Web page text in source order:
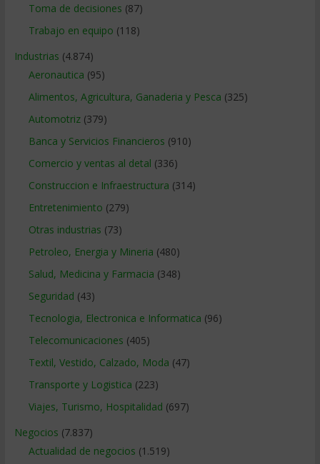
Toma de decisiones (87)
Trabajo en equipo (118)
Industrias (4.874)
Aeronautica (95)
Alimentos, Agricultura, Ganaderia y Pesca (325)
Automotriz(379)
Banca y Servicios Financieros (910)
Comercio y ventas al detal (336)
Construccion e Infraestructura (314)
Entretenimiento (279)
Otras industrias (73)
Petroleo, Energia y Mineria (480)
Salud, Medicina y Farmacia (348)
Seguridad (43)
Tecnologia, Electronica e Informatica (96)
Telecomunicaciones (405)
Textil, Vestido, Calzado, Moda (47)
Transporte y Logistica (223)
Viajes, Turismo, Hospitalidad (697)
Negocios (7.837)
Actualidad de negocios (1.519)